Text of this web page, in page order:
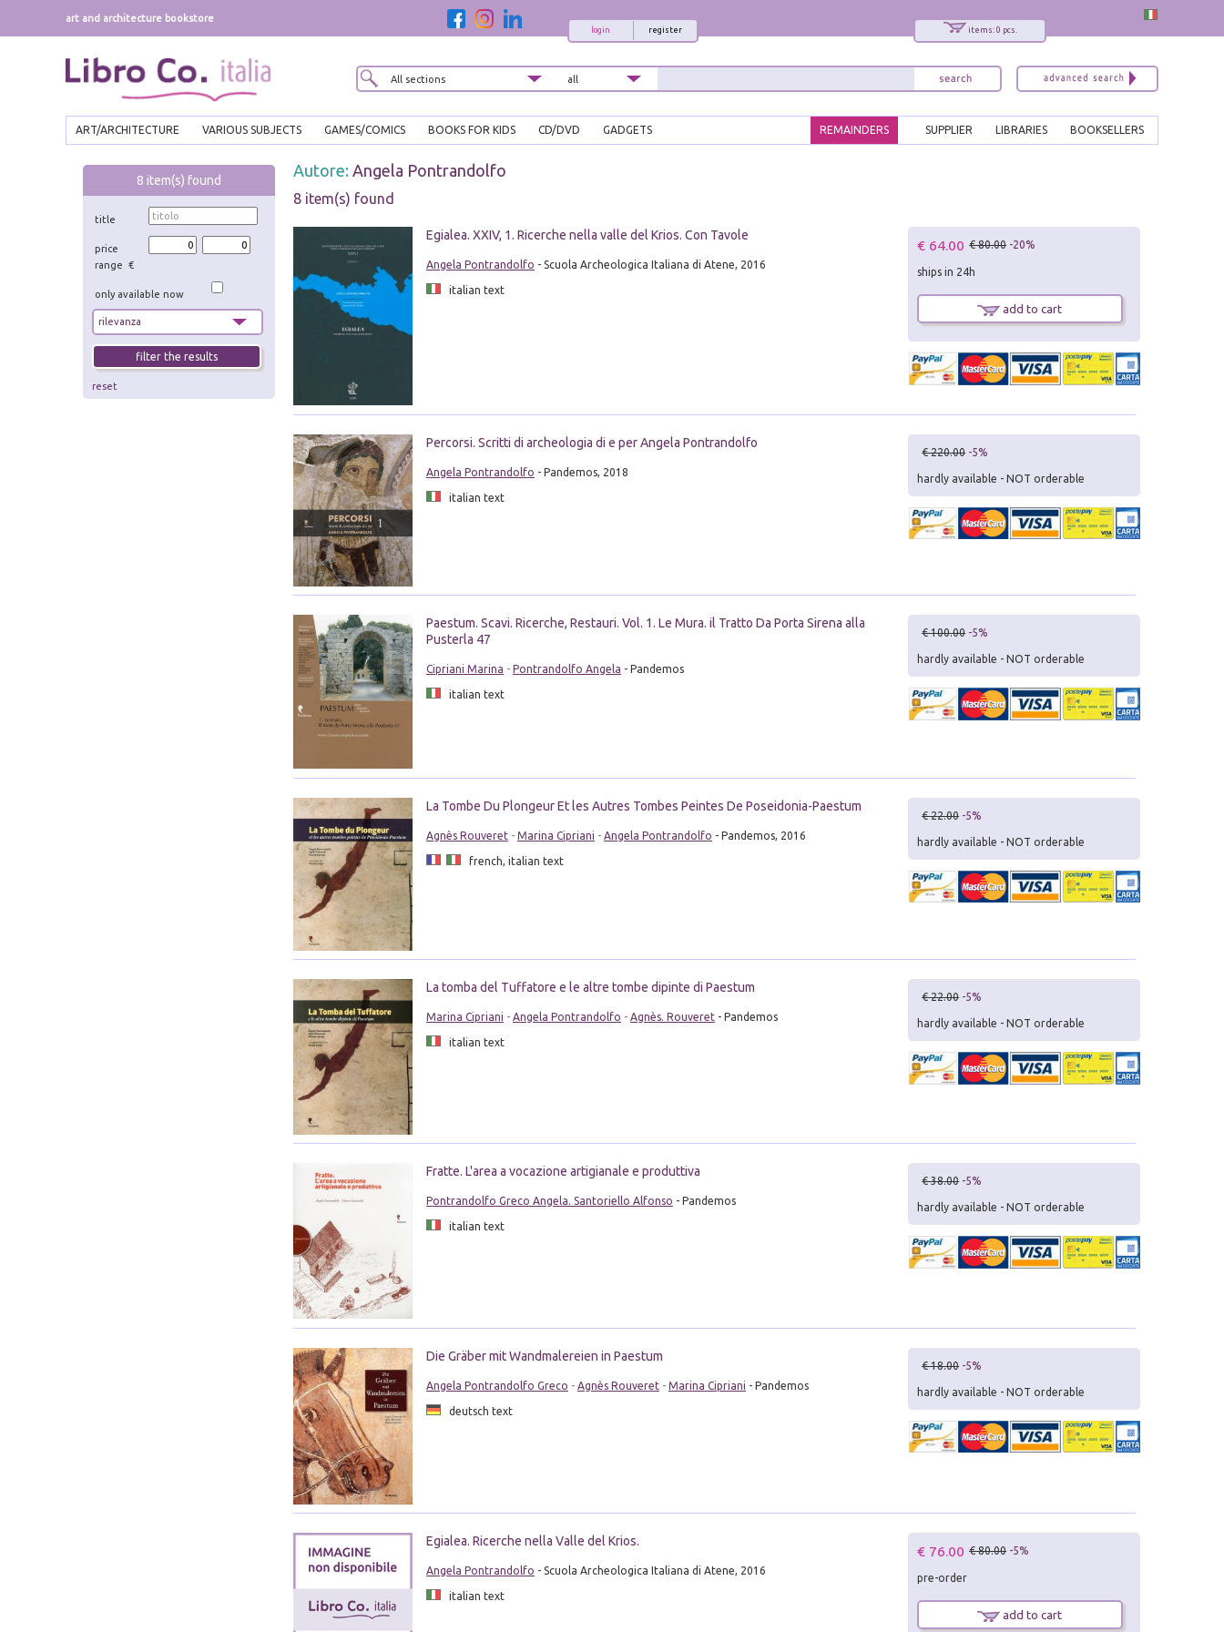
art and architecture bookstore
items: 0 pcs.
register
login
ART/ARCHITECTURE VARIOUS SUBJECTS GAMES/COMICS BOOKS FOR KIDS CD/DVD GADGETS BOOKSELLERS
LIBRARIES
SUPPLIER
REMAINDERS
8 item(s) found
title
price
range €
only available now
reset
Autore: Angela Pontrandolfo
8 item(s) found
Egialea. XXIV, 1. Ricerche nella valle del Krios. Con Tavole
Angela Pontrandolfo - Scuola Archeologica Italiana di Atene, 2016
italian text
€ 64.00 € 80.00 -20%
ships in 24h
add to cart
Percorsi. Scritti di archeologia di e per Angela Pontrandolfo
Angela Pontrandolfo - Pandemos, 2018
italian text
€ 220.00 -5%
hardly available - NOT orderable
Paestum. Scavi. Ricerche, Restauri. Vol. 1. Le Mura. il Tratto Da Porta Sirena alla
Pusterla 47
Cipriani Marina - Pontrandolfo Angela - Pandemos
italian text
€ 100.00 -5%
hardly available - NOT orderable
La Tombe Du Plongeur Et les Autres Tombes Peintes De Poseidonia-Paestum
Agnès Rouveret- Marina Cipriani - Angela Pontrandolfo - Pandemos, 2016
french, italian text
€ 22.00 -5%
hardly available - NOT orderable
La tomba del Tuffatore e le altre tombe dipinte di Paestum
Marina Cipriani - Angela Pontrandolfo - Agnès. Rouveret- Pandemos
italian text
€ 22.00 -5%
hardly available - NOT orderable
Fratte. L'area a vocazione artigianale e produttiva
Pontrandolfo Greco Angela. Santoriello Alfonso - Pandemos
italian text
€ 38.00 -5%
hardly available - NOT orderable
Die Gräber mit Wandmalereien in Paestum
Angela Pontrandolfo Greco - Agnès Rouveret- Marina Cipriani - Pandemos
deutsch text
€ 18.00 -5%
hardly available - NOT orderable
Egialea. Ricerche nella Valle del Krios.
Angela Pontrandolfo - Scuola Archeologica Italiana di Atene, 2016
italian text
€ 76.00 € 80.00 -5%
pre-order
add to cart